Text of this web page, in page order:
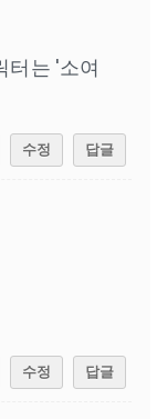
터는 '소여
수정 답글
수정 답글